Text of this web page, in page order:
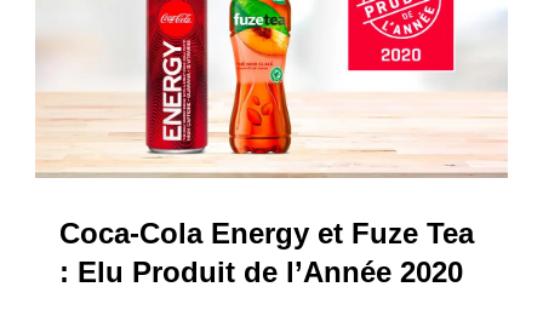
Coca-Cola Energy et Fuze Tea
: Elu Produit de l’Année 2020